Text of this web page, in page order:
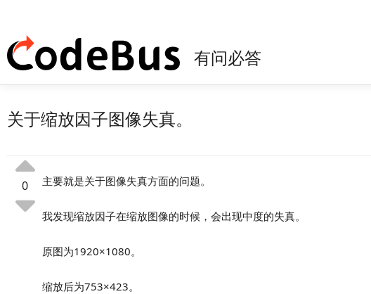
有问必答
关于缩放因子图像失真。
0 主要就是关于图像失真方面的问题。
我发现缩放因子在缩放图像的时候，会出现中度的失真。
原图为1920×1080。
缩放后为753×423。